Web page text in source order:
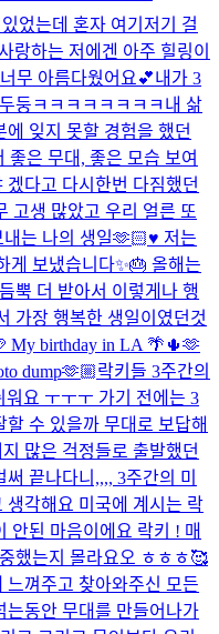
었는데 혼자 여기저기 걸
랑하는 저에겐 아주 힐링이
무 아름다웠어요💕내가 3
둥ㅋㅋㅋㅋㅋㅋㅋㅋ 내 삶
잊지 못할 경험을 했던
좋은 무대, 좋은 모습 보여
다고 다시한번 다짐했던
고생 많았고 우리 얼른 또
는 나의 생일🫶🏻♥️ 저는
게 보냈습니다✨🎂 올해는
뿍 더 받아서 이렇게나 행
가장 행복한 생일이였던것
My birthday in LA 🌴🌵🫶
dump🫶🏼락키들 3주간의
요 ㅜㅜㅜ 가기 전에는 3
수 있을까 무대로 보답해
많은 걱정들로 출발했던
끝나다니,,,, 3주간의 미
생각해요 미국에 계시는 락
안된 마음이에요 락키 ! 매
했는지 몰라요오 ㅎㅎㅎ🥰
느껴주고 찾아와주신 모든
는동안 무대를 만들어나가